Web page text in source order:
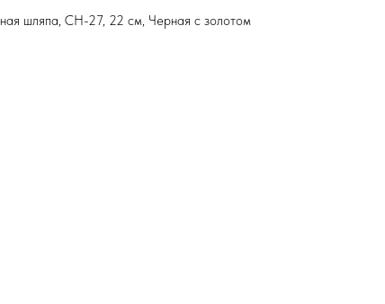
шляпа, СН-27, 22 см, Черная с золотом